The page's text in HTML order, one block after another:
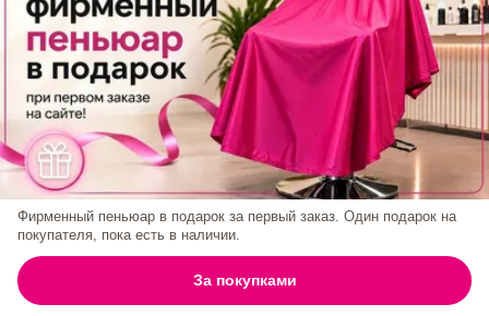
✓ Отправка 24ч · ✓ Оригинал ✓ Поддержка
ГЛАВНАЯ ПОИСК КОРЗИНА АККАУНТ
Утюжок EVOQUE NEW GENERATION CREAM
Кремовый
6 000₽
БРЕНД: EVOQUE
Фирменный пеньюар в подарок за первый заказ. Один подарок на
покупателя, пока есть в наличии.
За покупками